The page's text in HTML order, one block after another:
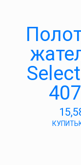
КУПИТЬ